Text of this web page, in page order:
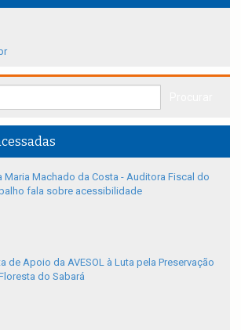
Maria Machado da Costa - Auditora Fiscal do
fala sobre acessibilidade
de Apoio da AVESOL à Luta pela Preservação
do Sabará